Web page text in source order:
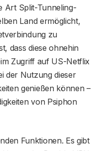
Art Split-Tunneling-
Land ermöglicht,
zu
dass diese ohnehin
Zugriff auf US-Netflix
der Nutzung dieser
genießen können –
von Psiphon
Funktionen. Es gibt